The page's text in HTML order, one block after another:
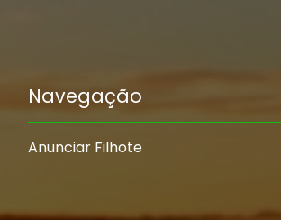
Navegação
Anunciar Filhote